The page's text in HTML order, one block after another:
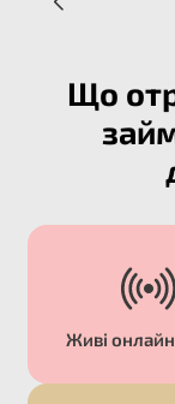
Що
Живі